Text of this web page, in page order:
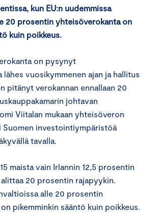
kun EU:n uudemmissa
20 prosentin yhteisöverokanta on
kuin poikkeus.
on pysynyt
lähes vuosikymmenen ajan ja hallitus
pitänyt verokannan ennallaan 20
johtavan
Viitalan mukaan yhteisöveron
Suomen investointiympäristöä
tavalla.
maista vain Irlannin 12,5 prosentin
20 prosentin rajapyykin.
alle 20 prosentin
pikemminkin sääntö kuin poikkeus.